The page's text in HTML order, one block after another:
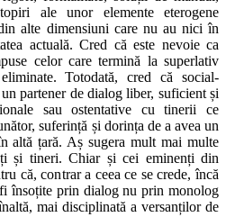
ale unor elemente eterogene
alte dimensiuni care nu au nici în
actuală. Cred că este nevoie ca
celor care termină la superlativ
Totodată, cred că social-
partener de dialog liber, suficient și
sau ostentative cu tinerii ce
suferință și dorința de a avea un
altă țară. Aș sugera mult mai multe
și tineri. Chiar și cei eminenți din
că, contrar a ceea ce se crede, încă
însoțite prin dialog nu prin monolog
mai disciplinată a versanților de